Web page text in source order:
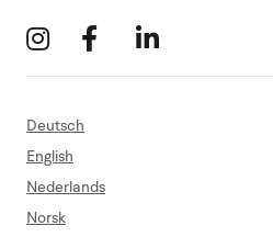
Deutsch
English
Nederlands
Norsk